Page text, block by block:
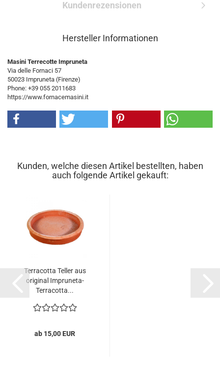
Kundenrezensionen
Hersteller Informationen
Masini Terrecotte Impruneta
Via delle Fornaci 57
50023 Impruneta (Firenze)
Phone: +39 055 2011683
https://www.fornacemasini.it
Kunden, welche diesen Artikel bestellten, haben
auch folgende Artikel gekauft:
Terracotta Teller aus
original Impruneta-
Terracotta...
ab 15,00 EUR